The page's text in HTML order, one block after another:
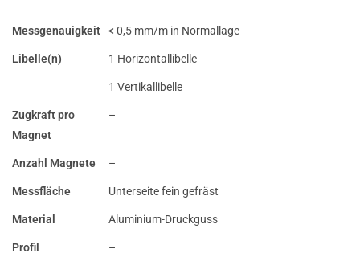
Messgenauigkeit < 0,5 mm/m in Normallage
Libelle(n) 1 Horizontallibelle
1 Vertikallibelle
Zugkraft pro
Magnet
–
Anzahl Magnete –
Messfläche Unterseite fein gefräst
Material Aluminium-Druckguss
Profil –